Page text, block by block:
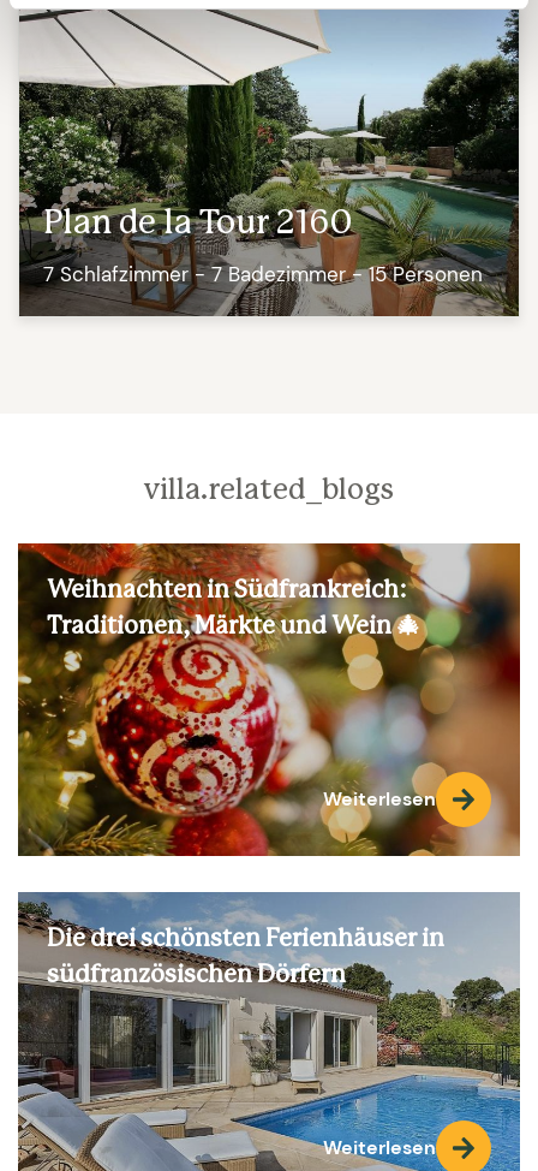
In beiden Häusern gibt es TV mit internationalen
Sendern (Englisch und Französisch) und WiFi (auch
auf dem Gelände). Netflix, Apple TV. Spielstation &
mehr können genutzt werden. Kinderbetten und
Kinderstühle stehen zur Verfügung.
Besonderheiten:Kaution: 1500 EUR | Bettwäsche,
Handtücher und Poolhandtücher sowie
bitte anfragen) | Touristensteuer 1,50 EUR pro
Person und Nacht | Zuschlag Gästehaus pro Woche:
1000 EUR
Plan de la Tour 2160
7 Schlafzimmer - 7 Badezimmer - 15 Personen
villa.related_blogs
Weihnachten in Südfrankreich:
Traditionen, Märkte und Wein 🎄
Weiterlesen
Die drei schönsten Ferienhäuser in
südfranzösischen Dörfern
Weiterlesen